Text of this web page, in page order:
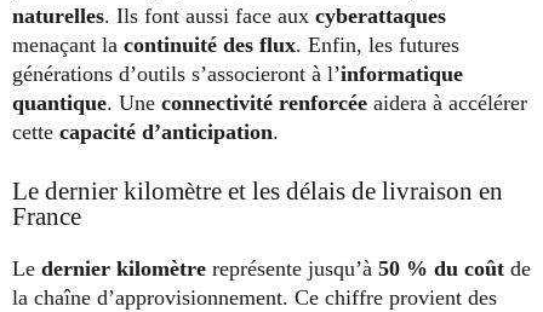
naturelles. Ils font aussi face aux cyberattaques
menaçant la continuité des flux. Enfin, les futures
générations d’outils s’associeront à l’informatique
quantique. Une connectivité renforcée aidera à accélérer
cette capacité d’anticipation.
Le dernier kilomètre et les délais de livraison en
France
Le dernier kilomètre représente jusqu’à 50 % du coût de
la chaîne d’approvisionnement. Ce chiffre provient des